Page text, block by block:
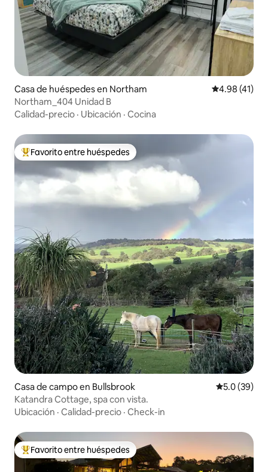
Casa de huéspedes en Northam Calificación
4.98 (41)
Northam_404 Unidad B
Calidad-precio · Ubicación · Cocina
Favorito entre huéspedes preferido
Favorito entre huéspedes
Casa de campo en Bullsbrook Calificación
5.0 (39)
Katandra Cottage, spa con vista.
Ubicación · Calidad-precio · Check-in
Favorito entre huéspedes preferido
Favorito entre huéspedes